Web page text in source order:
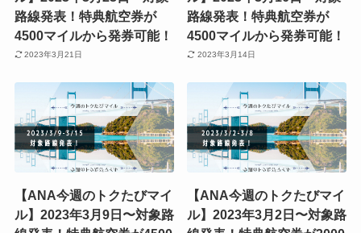
路線発表！特典航空券が
4500マイルから発券可能！
2023年3月21日
路線発表！特典航空券が
4500マイルから発券可能！
2023年3月14日
【ANA今週のトクたびマイ
ル】2023年3月9日〜対象路
【ANA今週のトクたびマイ
ル】2023年3月2日〜対象路